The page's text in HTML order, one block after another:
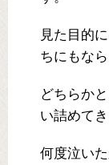
見た目的
ちにもなら
どちらか
い詰めてき
何度泣いた